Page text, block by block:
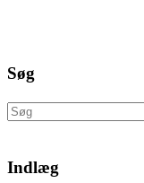
Søg
resultater
Indlæg